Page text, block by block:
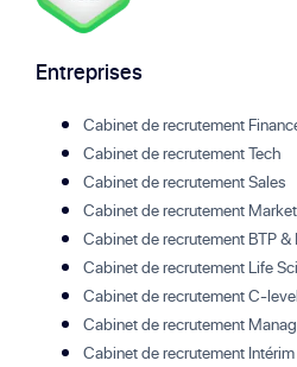
Entreprises
Cabinet de recrutement
Cabinet de recrutement Tech
Cabinet de recrutement Sales
Cabinet de recrutement
Cabinet de recrutement BTP &
Cabinet de recrutement Life
Cabinet de recrutement C-
Cabinet de recrutement
Cabinet de recrutement Intérim